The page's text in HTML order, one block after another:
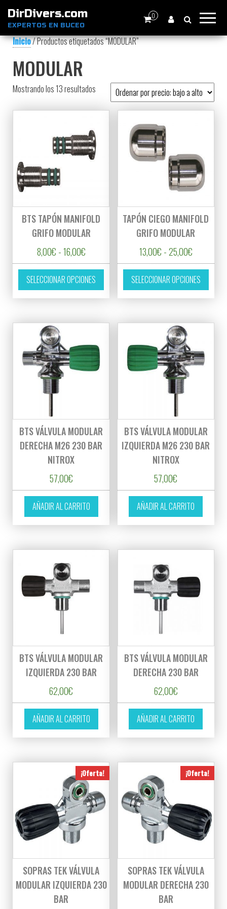
DirDivers.com
EXPERTOS EN BUCEO
0
Inicio/ Productos etiquetados “MODULAR”
MODULAR
Mostrando los 13 resultados Ordenado por precio: bajo a alto
BTS TAPÓN MANIFOLD
GRIFO MODULAR
8,00€ -16,00€Rango de precios: desde 8,00€ hasta 16,00€
SELECCIONAR OPCIONES
Este producto tiene múltiples variantes.
TAPÓN CIEGO MANIFOLD
GRIFO MODULAR
13,00€ -25,00€Rango de
SELECCIONAR OPCIONES
Este
BTS VÁLVULA MODULAR
DERECHA M26 230 BAR
NITROX
57,00€
AÑADIR AL CARRITO
BTS VÁLVULA MODULAR
IZQUIERDA M26 230 BAR
NITROX
57,00€
AÑADIR AL CARRITO
BTS VÁLVULA MODULAR
IZQUIERDA 230 BAR
62,00€
AÑADIR AL CARRITO
BTS VÁLVULA MODULAR
DERECHA 230 BAR
62,00€
AÑADIR AL CARRITO
¡Oferta!
SOPRAS TEK VÁLVULA
MODULAR IZQUIERDA 230
BAR
¡Oferta!
SOPRAS TEK VÁLVULA
MODULAR DERECHA 230
BAR